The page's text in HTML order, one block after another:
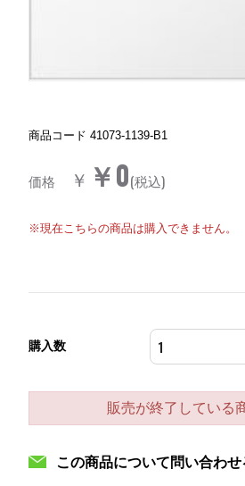
商品コード 41073-1139-B1
価格 ￥ ￥0(税込)
※現在こちらの商品は購入できません。
購入数
販売が終了している
この商品について問い合わせ